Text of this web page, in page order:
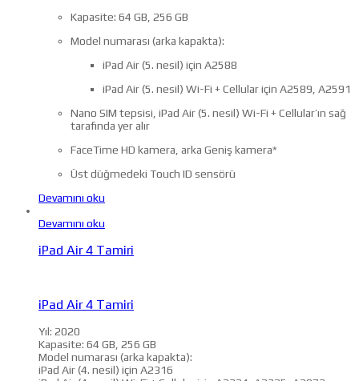
Kapasite: 64 GB, 256 GB
Model numarası (arka kapakta):
iPad Air (5. nesil) için A2588
iPad Air (5. nesil) Wi-Fi + Cellular için A2589, A2591
Nano SIM tepsisi, iPad Air (5. nesil) Wi-Fi + Cellular’ın sağ
tarafında yer alır
FaceTime HD kamera, arka Geniş kamera*
Üst düğmedeki Touch ID sensörü
Devamını oku
Devamını oku
iPad Air 4 Tamiri
iPad Air 4 Tamiri
Yıl: 2020
Kapasite: 64 GB, 256 GB
Model numarası (arka kapakta):
iPad Air (4. nesil) için A2316